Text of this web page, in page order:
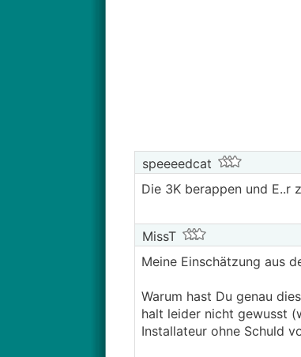
speeeedcat
Die 3K berappen und E..r
MissT
Meine Einschätzung aus
Warum hast Du genau
halt leider nicht gewusst
Installateur ohne Schuld